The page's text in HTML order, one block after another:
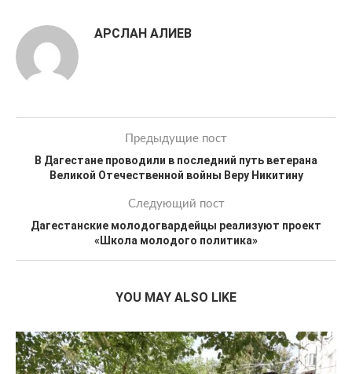
АРСЛАН АЛИЕВ
Предыдущие пост
В Дагестане проводили в последний путь ветерана
Великой Отечественной войны Веру Никитину
Следующий пост
Дагестанские молодогвардейцы реализуют проект
«Школа молодого политика»
YOU MAY ALSO LIKE